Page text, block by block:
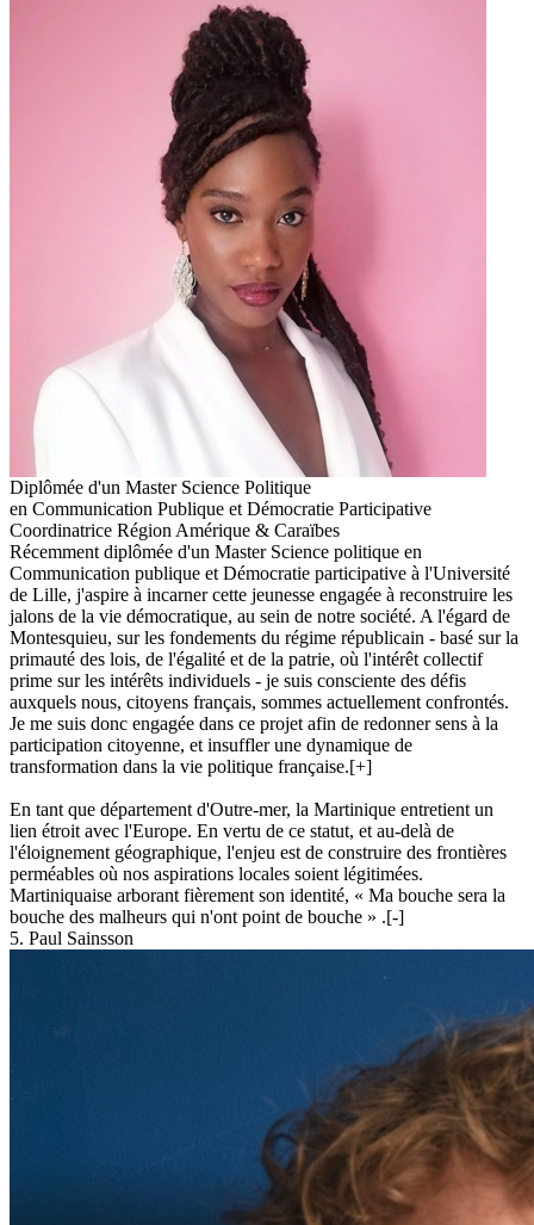
Diplômée d'un Master Science Politique
en Communication Publique et Démocratie Participative
Coordinatrice Région Amérique & Caraïbes
Récemment diplômée d'un Master Science politique en
Communication publique et Démocratie participative à l'Université
de Lille, j'aspire à incarner cette jeunesse engagée à reconstruire les
jalons de la vie démocratique, au sein de notre société. A l'égard de
Montesquieu, sur les fondements du régime républicain - basé sur la
primauté des lois, de l'égalité et de la patrie, où l'intérêt collectif
prime sur les intérêts individuels - je suis consciente des défis
auxquels nous, citoyens français, sommes actuellement confrontés.
Je me suis donc engagée dans ce projet afin de redonner sens à la
participation citoyenne, et insuffler une dynamique de
transformation dans la vie politique française.[+]
En tant que département d'Outre-mer, la Martinique entretient un
lien étroit avec l'Europe. En vertu de ce statut, et au-delà de
l'éloignement géographique, l'enjeu est de construire des frontières
perméables où nos aspirations locales soient légitimées.
Martiniquaise arborant fièrement son identité, « Ma bouche sera la
bouche des malheurs qui n'ont point de bouche » .[-]
5. Paul Sainsson